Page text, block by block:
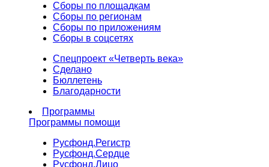
Сборы по площадкам
Сборы по регионам
Сборы по приложениям
Сборы в соцсетях
Спецпроект «Четверть века»
Сделано
Бюллетень
Благодарности
Программы
Программы помощи
Русфонд.Регистр
Русфонд.Сердце
Русфонд.Лицо